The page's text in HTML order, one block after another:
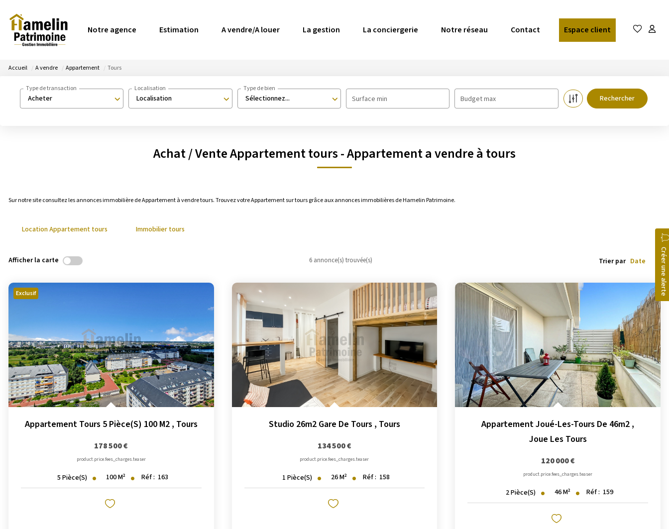
Notre agence Estimation A vendre/A louer La gestion La conciergerie Notre réseau Contact Espace client
Accueil A vendre Appartement Tours
Acheter
Type de transaction
Localisation
Localisation
Sélectionnez...
Type de bien
Surface min Budget max
Achat / Vente Appartement tours - Appartement a vendre à tours
Sur notre site consultez les annonces immobilière de Appartement à vendre tours. Trouvez votre Appartement sur tours grâce aux annonces immobilières de Hamelin Patrimoine.
Location Appartement tours Immobilier tours
Créer une alerte
Afficher la carte 6 annonce(s) trouvée(s) Trier par
Exclusif
Appartement Tours 5 Pièce(s) 100 M2 , Tours
178 500 €
product.price.fees_charges.teaser
5 Pièce(s) 100M² Réf : 163
Studio 26m2 Gare De Tours , Tours
134 500 €
product.price.fees_charges.teaser
1 Pièce(s) 26M² Réf : 158
Appartement Joué-Les-Tours De 46m2 ,
Joue Les Tours
120 000 €
product.price.fees_charges.teaser
2Pièce(s) 46M² Réf : 159